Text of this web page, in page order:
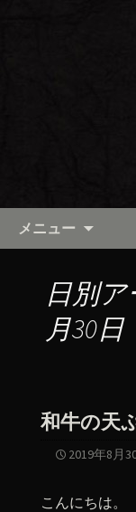
京都・
「魯ビ
京都・先
の京料理
びん）」
料理につ
メニュー
日別ア
月30日
和牛の天
2019年8月
こんにちは。